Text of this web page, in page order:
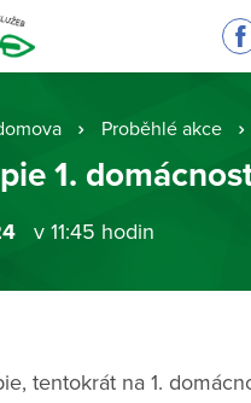
Proběhlé akce
1.
v 11:45 hodin
tentokrát na 1.